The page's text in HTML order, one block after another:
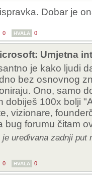
Dobar je
0 HVALA 0
Umjetna
je kako ljudi
bez osnovnog
Ono, samo
dobiješ 100x bolji
vizionare,
bug forumu čitam
je uređivana zadnji put
0 HVALA 0